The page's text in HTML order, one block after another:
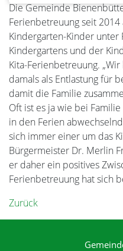
Die Gemeinde
Ferienbetreuung seit
Kindergarten-Kinder unter
Kindergartens und der
Kita-Ferienbetreuung.
damals als Entlastung für
damit die Familie
Oft ist es ja wie bei
in den Ferien
sich immer einer um das
Bürgermeister Dr. Merlin
er daher ein positives
Ferienbetreuung hat sich
Zurück